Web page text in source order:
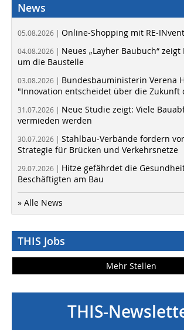
News
05.08.2026 | Online-Shopping mit RE-
04.08.2026 | Neues „Layher Baubuch“
um die Baustelle
03.08.2026 | Bundesbauministerin Verena
"Innovation entscheidet über die Zukunft
31.07.2026 | Neue Studie zeigt: Viele
vermieden werden
30.07.2026 | Stahlbau-Verbände fordern
Strategie für Brücken und Verkehrsnetze
29.07.2026 | Hitze gefährdet die
Beschäftigten am Bau
» Alle News
THIS Jobs
Mehr Stellen
THIS-